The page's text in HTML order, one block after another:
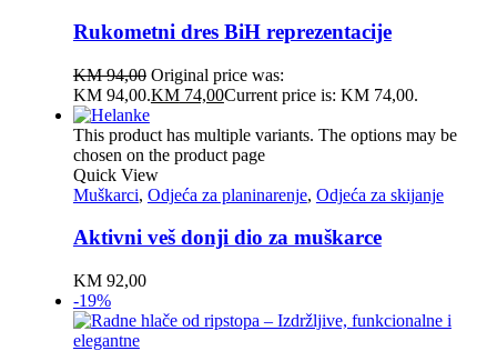
Rukometni dres BiH reprezentacije
KM94,00 Original price was:
KM 94,00.KM74,00Current price is: KM 74,00.
This product has multiple variants. The options may be
chosen on the product page
Quick View
Muškarci, Odjeća za planinarenje, Odjeća za skijanje
Aktivni veš donji dio za muškarce
KM92,00
-19%